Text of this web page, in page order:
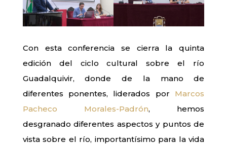
Con esta conferencia se cierra la quinta
edición del ciclo cultural sobre el río
Guadalquivir, donde de la mano de
diferentes ponentes, liderados por Marcos
Pacheco Morales-Padrón, hemos
desgranado diferentes aspectos y puntos de
vista sobre el río, importantísimo para la vida